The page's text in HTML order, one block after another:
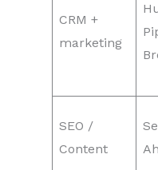
CRM +
marketing
SEO /
Content